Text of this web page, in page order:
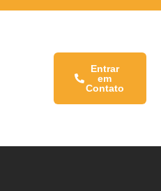
Entrar
em
Contato